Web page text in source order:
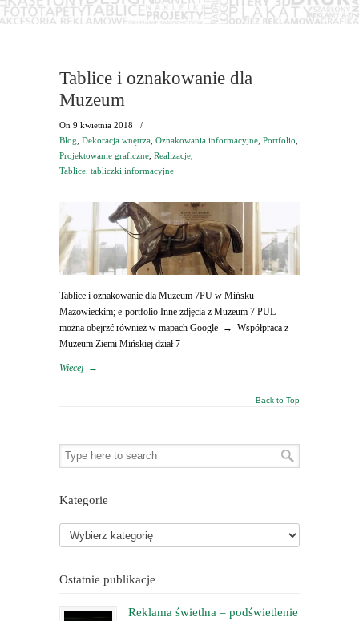
Tablice i oznakowanie dla
Muzeum
On 9 kwietnia 2018
/
Blog Dekoracja wnętrza Oznakowania informacyjne Portfolio
Projektowanie graficzne Realizacje
Tablice, tabliczki informacyjne
Tablice i oznakowanie dla Muzeum 7PU w Mińsku
Mazowieckim; e-portfolio Inne zdjęcia z Muzeum 7 PUL
można obejrzć również w mapach Google → Współpraca z
Muzeum Ziemi Mińskiej dział 7
Więcej →
Back to Top
Kategorie
Ostatnie publikacje
Reklama świetlna – podświetlenie